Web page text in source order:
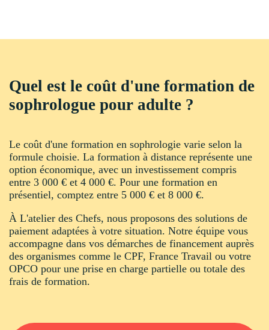
Quel est le coût d'une formation de
sophrologue pour adulte ?
Le coût d'une formation en sophrologie varie selon la
formule choisie. La formation à distance représente une
option économique, avec un investissement compris
entre 3 000 € et 4 000 €. Pour une formation en
présentiel, comptez entre 5 000 € et 8 000 €.
À L'atelier des Chefs, nous proposons des solutions de
paiement adaptées à votre situation. Notre équipe vous
accompagne dans vos démarches de financement auprès
des organismes comme le CPF, France Travail ou votre
OPCO pour une prise en charge partielle ou totale des
frais de formation.